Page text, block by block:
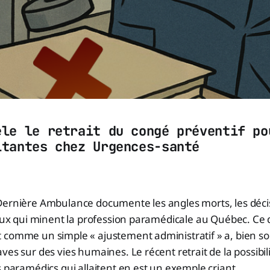
le retrait du congé préventif
chez Urgences-santé
Ambulance documente les angles morts, les
qui minent la profession paramédicale au Québec. Ce
un simple « ajustement administratif » a, bien
sur des vies humaines. Le récent retrait de la